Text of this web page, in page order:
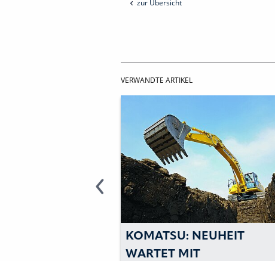
zur Übersicht
VERWANDTE ARTIKEL
KOMATSU: NEUHEIT
WARTET MIT